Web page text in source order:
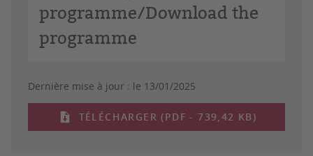
programme/Download the
programme
Dernière mise à jour : le 13/01/2025
TÉLÉCHARGER (PDF - 739,42 KB)